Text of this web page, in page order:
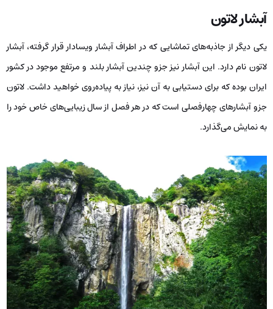
آبشار لاتون
یکی دیگر از جاذبه‌های تماشایی که در اطراف آبشار ویسادار قرار گرفته، آبشار
لاتون نام دارد. این آبشار نیز جزو چندین آبشار بلند و مرتفع‌ موجود در کشور
ایران بوده که برای دستیابی به آن نیز، نیاز به پیاده‌روی خواهید داشت. لاتون
جزو آبشارهای چهارفصلی است که در هر فصل از سال زیبایی‌های خاص خود را
به نمایش می‌گذارد.